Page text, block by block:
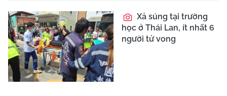
Xả súng tại trường
học ở Thái Lan, ít nhất 6
người tử vong